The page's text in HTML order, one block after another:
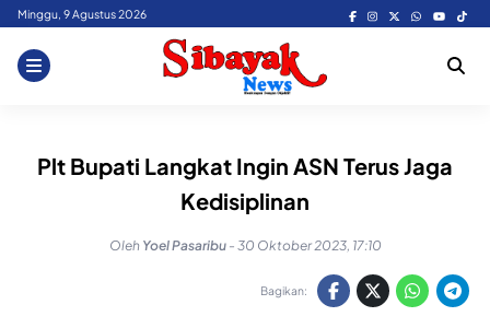
Skip
content
Minggu, 9 Agustus 2026
Plt Bupati Langkat Ingin ASN Terus Jaga
Kedisiplinan
Oleh Yoel Pasaribu - 30 Oktober 2023, 17:10
Bagikan: